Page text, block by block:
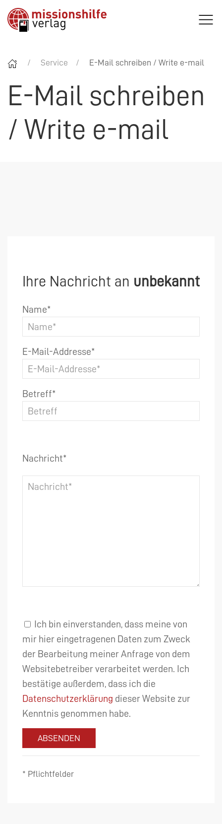
Service E-Mail schreiben / Write e-mail
E-Mail schreiben
/ Write e-mail
Ihre Nachricht an unbekannt
Name*
E-Mail-Addresse*
Betreff*
Nachricht*
Ich bin einverstanden, dass meine von
mir hier eingetragenen Daten zum Zweck
der Bearbeitung meiner Anfrage von dem
Websitebetreiber verarbeitet werden. Ich
bestätige außerdem, dass ich die
Datenschutzerklärung dieser Website zur
Kenntnis genommen habe.
ABSENDEN
* Pflichtfelder